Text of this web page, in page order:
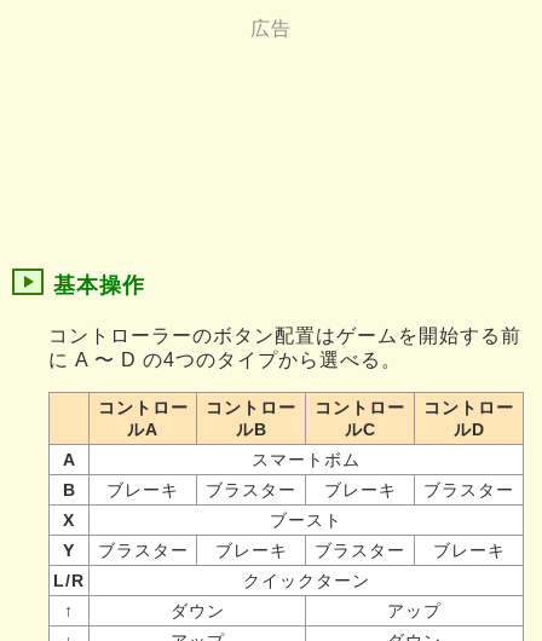
基本操作
コントローラーのボタン配置はゲームを開始する前
に A 〜 D の4つのタイプから選べる。
コントロー
ルA
コントロー
ルB
コントロー
ルC
コントロー
ルD
A
スマートボム
B
ブレーキ ブラスター ブレーキ
ブラスター
X
ブースト
Y
ブラスター ブレーキ ブラスター
ブレーキ
L/R
クイックターン
↑
ダウン
アップ